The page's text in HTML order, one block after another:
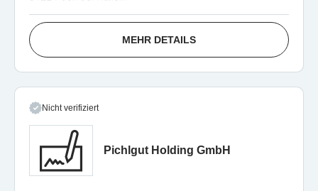
MEHR DETAILS
Nicht verifiziert
Pichlgut Holding GmbH